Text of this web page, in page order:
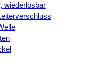
wiederlösbar